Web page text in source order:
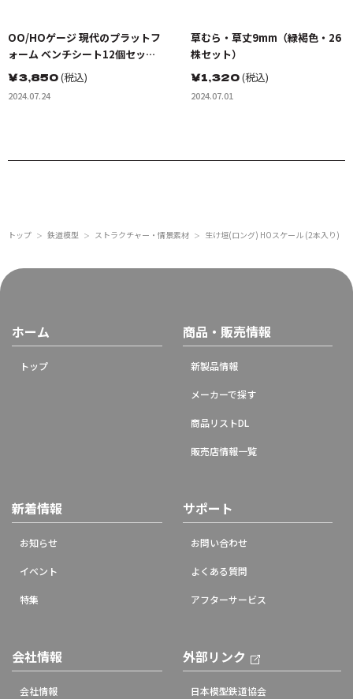
OO/HOゲージ 現代のプラットフ
ォーム ベンチシート12個セット
未塗装キット
￥3,850(税込)
2024.07.24
草むら・草丈9mm（緑褐色・26
株セット）
￥1,320(税込)
2024.07.01
トップ ＞ 鉄道模型 ＞ ストラクチャー・情景素材 ＞ 生け垣(ロング) HOスケール (2本入り)
ホーム
トップ
商品・販売情報
新製品情報
メーカーで探す
商品リストDL
販売店情報一覧
新着情報
お知らせ
イベント
特集
サポート
お問い合わせ
よくある質問
アフターサービス
会社情報
会社情報
外部リンク
日本模型鉄道協会